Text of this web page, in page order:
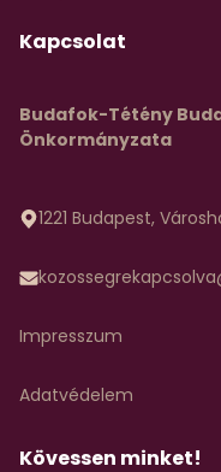
Kapcsolat
Budafok-Tétény
Önkormányzata
1221 Budapest,
Impresszum
Adatvédelem
Kövessen minket!